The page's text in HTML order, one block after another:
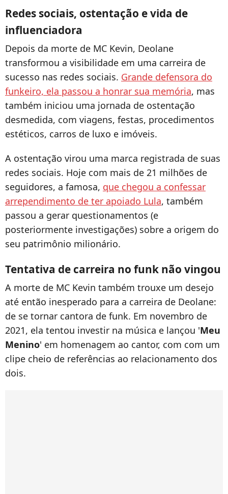
Redes sociais, ostentação e vida de
influenciadora
Depois da morte de MC Kevin, Deolane
transformou a visibilidade em uma carreira de
sucesso nas redes sociais. Grande defensora do
funkeiro, ela passou a honrar sua memória, mas
também iniciou uma jornada de ostentação
desmedida, com viagens, festas, procedimentos
estéticos, carros de luxo e imóveis.
A ostentação virou uma marca registrada de suas
redes sociais. Hoje com mais de 21 milhões de
seguidores, a famosa, que chegou a confessar
arrependimento de ter apoiado Lula, também
passou a gerar questionamentos (e
posteriormente investigações) sobre a origem do
seu patrimônio milionário.
Tentativa de carreira no funk não vingou
A morte de MC Kevin também trouxe um desejo
até então inesperado para a carreira de Deolane:
de se tornar cantora de funk. Em novembro de
2021, ela tentou investir na música e lançou 'Meu
Menino' em homenagem ao cantor, com com um
clipe cheio de referências ao relacionamento dos
dois.